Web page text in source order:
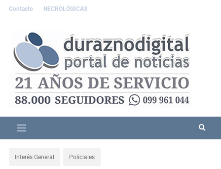
Contacto NECROLÓGICAS
Interés General Policiales